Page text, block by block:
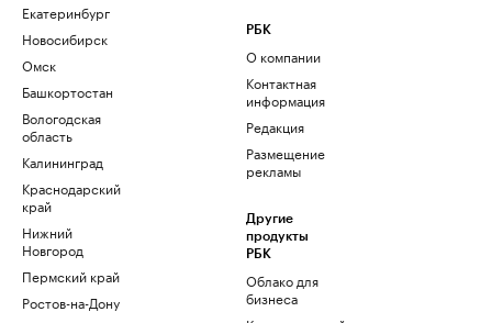
Екатеринбург
Новосибирск
Омск
Башкортостан
Вологодская
область
Калининград
Краснодарский
край
Нижний
Новгород
Пермский край
Ростов-на-Дону
РБК
О компании
Контактная
информация
Редакция
Размещение
рекламы
Другие
продукты
РБК
Облако для
бизнеса